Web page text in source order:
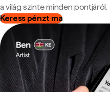
a világ szinte minden pontjáról.
Keress pénzt ma